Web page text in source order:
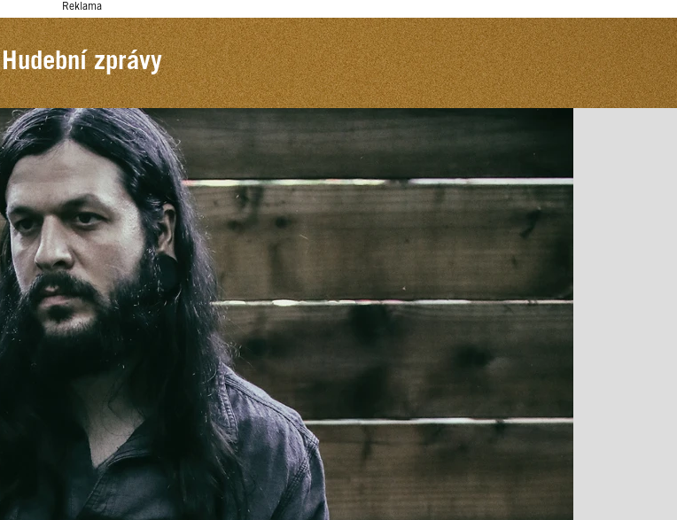
Reklama
Hudební zprávy